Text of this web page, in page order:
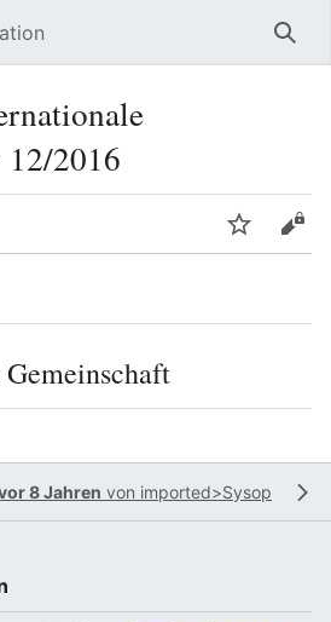
12/2016
8 Jahren von imported>Sysop